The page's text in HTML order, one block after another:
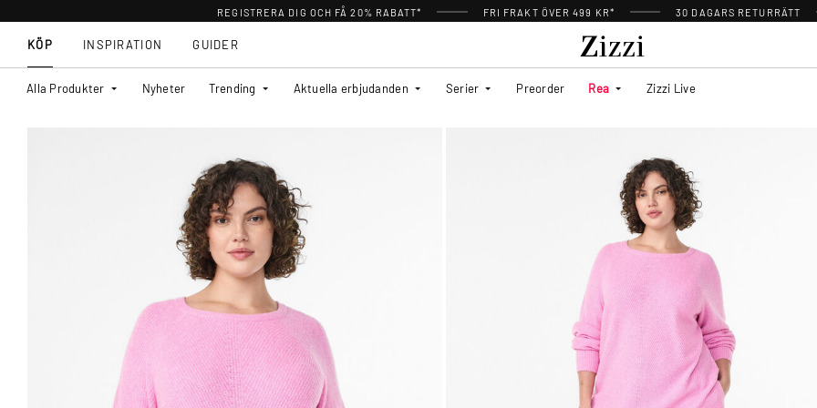
REGISTRERA DIG OCH FÅ 20% RABATT* FRI FRAKT ÖVER 499 KR* 30 DAGARS RETURRÄTT
KÖP
Alla Produkter Nyheter Trending Aktuella erbjudanden Serier Preorder Rea Zizzi Live
INSPIRATION GUIDER